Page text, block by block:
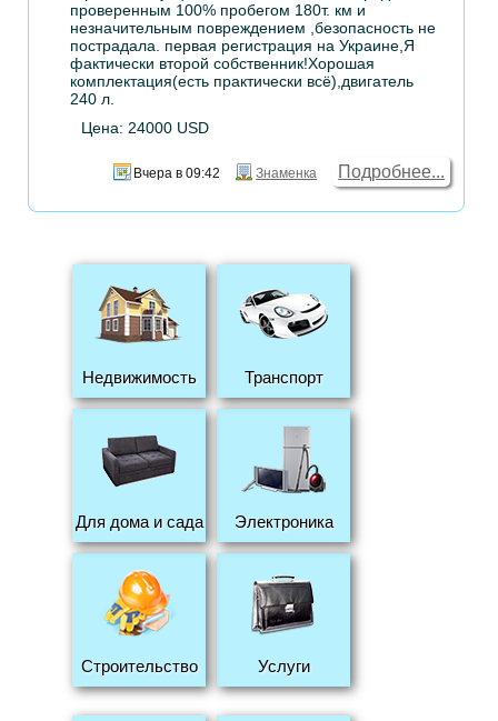
проверенным 100% пробегом 180т. км и
незначительным повреждением ,безопасность не
пострадала. первая регистрация на Украине,Я
фактически второй собственник!Хорошая
комплектация(есть практически всё),двигатель
240 л.
Цена: 24000 USD
Вчера в 09:42 Знаменка Подробнее...
Недвижимость Транспорт
Для дома и сада Электроника
Строительство Услуги